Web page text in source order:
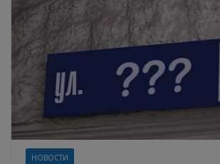
НОВОСТИ